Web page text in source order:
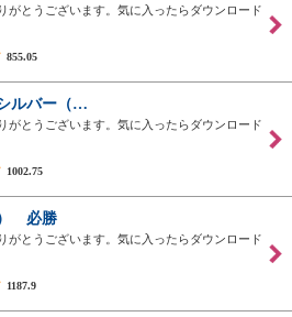
がとうございます。気に入ったらダウンロード
855.05
ルバー（…
がとうございます。気に入ったらダウンロード
1002.75
必勝
がとうございます。気に入ったらダウンロード
1187.9